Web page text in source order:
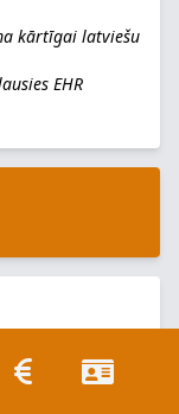
kārtīgai latviešu
EHR